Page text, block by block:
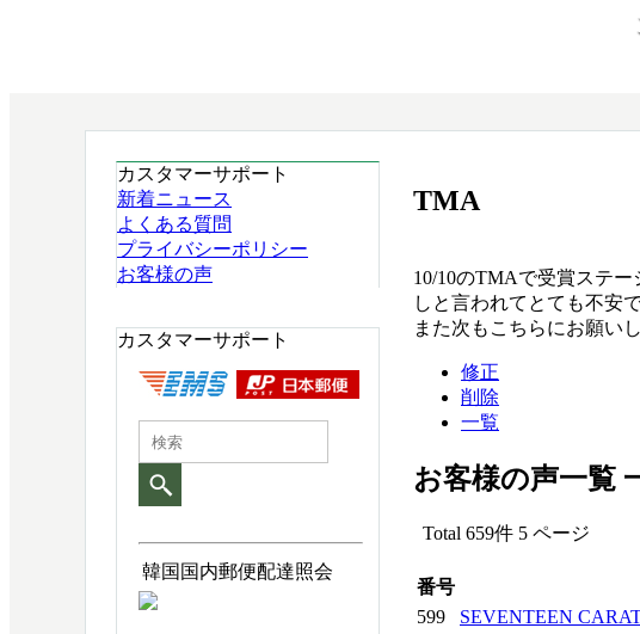
カスタマーサポート
新着ニュース
よくある質問
プライバシーポリシー
お客様の声
カスタマーサポート
韓国国内郵便配達照会
TMA
10/10のTMAで受賞ステ
しと言われてとても不安
また次もこちらにお願い
修正
削除
一覧
お客様の声一覧
Total 659件 5 ページ
番号
599
SEVENTEEN